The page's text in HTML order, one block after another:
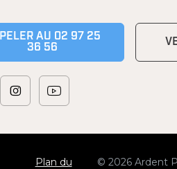
AU 02 97 25
36 56
Plan du © 2026 Ardent